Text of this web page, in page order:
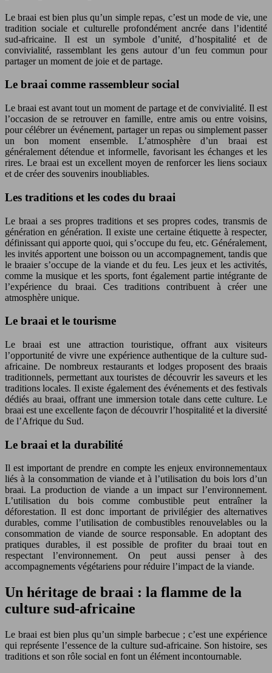
Le braai est bien plus qu’un simple repas, c’est un mode de vie, une
tradition sociale et culturelle profondément ancrée dans l’identité
sud-africaine. Il est un symbole d’unité, d’hospitalité et de
convivialité, rassemblant les gens autour d’un feu commun pour
partager un moment de joie et de partage.
Le braai comme rassembleur social
Le braai est avant tout un moment de partage et de convivialité. Il est
l’occasion de se retrouver en famille, entre amis ou entre voisins,
pour célébrer un événement, partager un repas ou simplement passer
un bon moment ensemble. L’atmosphère d’un braai est
généralement détendue et informelle, favorisant les échanges et les
rires. Le braai est un excellent moyen de renforcer les liens sociaux
et de créer des souvenirs inoubliables.
Les traditions et les codes du braai
Le braai a ses propres traditions et ses propres codes, transmis de
génération en génération. Il existe une certaine étiquette à respecter,
définissant qui apporte quoi, qui s’occupe du feu, etc. Généralement,
les invités apportent une boisson ou un accompagnement, tandis que
le braaier s’occupe de la viande et du feu. Les jeux et les activités,
comme la musique et les sports, font également partie intégrante de
l’expérience du braai. Ces traditions contribuent à créer une
atmosphère unique.
Le braai et le tourisme
Le braai est une attraction touristique, offrant aux visiteurs
l’opportunité de vivre une expérience authentique de la culture sud-
africaine. De nombreux restaurants et lodges proposent des braais
traditionnels, permettant aux touristes de découvrir les saveurs et les
traditions locales. Il existe également des événements et des festivals
dédiés au braai, offrant une immersion totale dans cette culture. Le
braai est une excellente façon de découvrir l’hospitalité et la diversité
de l’Afrique du Sud.
Le braai et la durabilité
Il est important de prendre en compte les enjeux environnementaux
liés à la consommation de viande et à l’utilisation du bois lors d’un
braai. La production de viande a un impact sur l’environnement.
L’utilisation du bois comme combustible peut entraîner la
déforestation. Il est donc important de privilégier des alternatives
durables, comme l’utilisation de combustibles renouvelables ou la
consommation de viande de source responsable. En adoptant des
pratiques durables, il est possible de profiter du braai tout en
respectant l’environnement. On peut aussi penser à des
accompagnements végétariens pour réduire l’impact de la viande.
Un héritage de braai : la flamme de la
culture sud-africaine
Le braai est bien plus qu’un simple barbecue ; c’est une expérience
qui représente l’essence de la culture sud-africaine. Son histoire, ses
traditions et son rôle social en font un élément incontournable.